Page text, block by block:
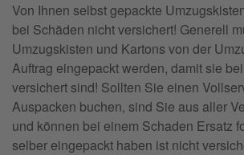
Von Ihnen selbst gepackte
bei Schäden nicht versichert! Generell
Umzugskisten und Kartons von der
Auftrag eingepackt werden, damit sie
versichert sind! Sollten Sie einen
Auspacken buchen, sind Sie aus aller
und können bei einem Schaden Ersatz
selber eingepackt haben ist nicht